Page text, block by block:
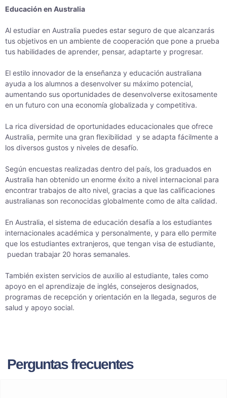
Educación en Australia
Al estudiar en Australia puedes estar seguro de que alcanzarás
tus objetivos en un ambiente de cooperación que pone a prueba
tus habilidades de aprender, pensar, adaptarte y progresar.
El estilo innovador de la enseñanza y educación australiana
ayuda a los alumnos a desenvolver su máximo potencial,
aumentando sus oportunidades de desenvolverse exitosamente
en un futuro con una economía globalizada y competitiva.
La rica diversidad de oportunidades educacionales que ofrece
Australia, permite una gran flexibilidad y se adapta fácilmente a
los diversos gustos y niveles de desafío.
Según encuestas realizadas dentro del país, los graduados en
Australia han obtenido un enorme éxito a nivel internacional para
encontrar trabajos de alto nivel, gracias a que las calificaciones
australianas son reconocidas globalmente como de alta calidad.
En Australia, el sistema de educación desafía a los estudiantes
internacionales académica y personalmente, y para ello permite
que los estudiantes extranjeros, que tengan visa de estudiante,
puedan trabajar 20 horas semanales.
También existen servicios de auxilio al estudiante, tales como
apoyo en el aprendizaje de inglés, consejeros designados,
programas de recepción y orientación en la llegada, seguros de
salud y apoyo social.
Perguntas frecuentes